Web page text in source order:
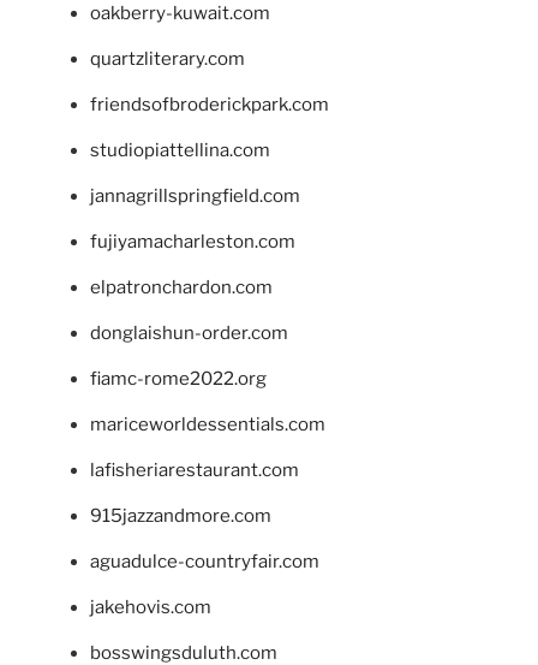
oakberry-kuwait.com
quartzliterary.com
friendsofbroderickpark.com
studiopiattellina.com
jannagrillspringfield.com
fujiyamacharleston.com
elpatronchardon.com
donglaishun-order.com
fiamc-rome2022.org
mariceworldessentials.com
lafisheriarestaurant.com
915jazzandmore.com
aguadulce-countryfair.com
jakehovis.com
bosswingsduluth.com